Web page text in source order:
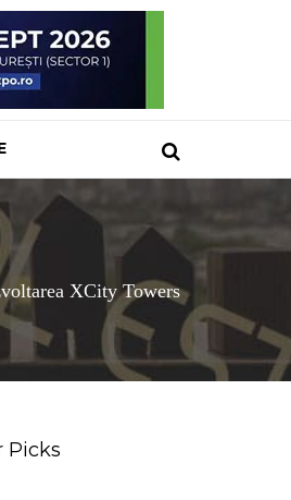
XCity Towers
Picks